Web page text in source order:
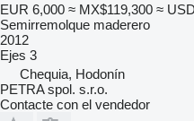
EUR 6,000 ≈ MX$119,300 ≈
Semirremolque maderero
2012
Ejes 3
Chequia, Hodonín
PETRA spol. s.r.o.
Contacte con el vendedor